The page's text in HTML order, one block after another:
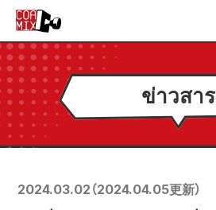
ข่าวสาร
2024.03.02 （2024.04.05更新）